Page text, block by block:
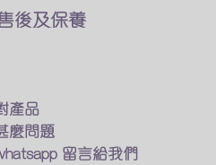
有其他疑問及特別安裝需求
​觀迎找我們的客戶服務業員討論
先付款可享有9折優惠
Pay
付寶(香港)
人送貨上門 馬上進行安裝
們的專業人員也會送貨上門
閣下面前試用燈具
保送到你手的貨品能完美運作
後及保養
們會有專人上門維修及更換
養期後如果需要維修及更換光源
產品
麼問題
留言給我們